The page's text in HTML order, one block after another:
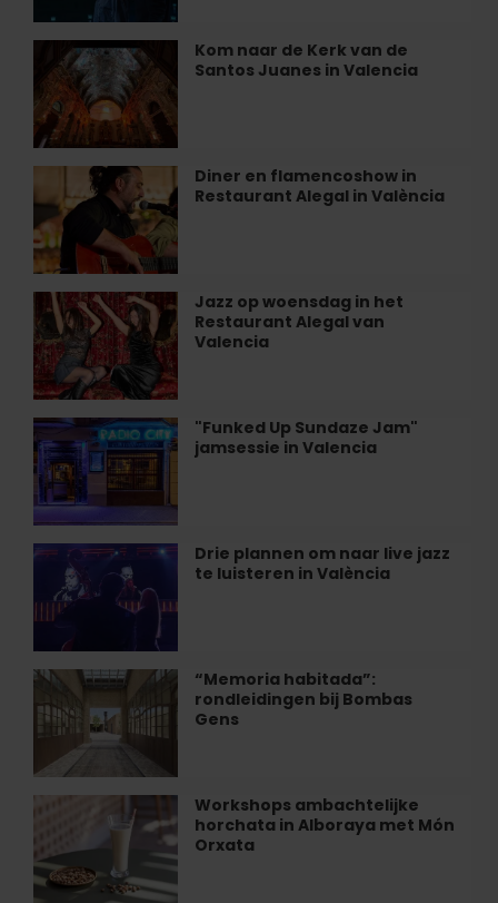
dit
voorjaar
niet
mag
missen
in
Kom naar de Kerk van de
Santos Juanes in Valencia
Kom
naar
de
Kerk
van
de
Santos
Juanes
in
Valencia
Diner en flamencoshow in
Restaurant Alegal in València
en
flamencoshow
in
Restaurant
Alegal
in
València
Jazz op woensdag in het
Restaurant Alegal van
Valencia
Jazz
op
woensdag
in
het
Restaurant
Alegal
van
Valencia
"Funked Up Sundaze Jam"
jamsessie in Valencia
"Funked
Up
Sundaze
Jam"
jamsessie
in
Valencia
Drie plannen om naar live jazz
te luisteren in València
Drie
plannen
om
naar
live
jazz
luisteren
València
“Memoria habitada”:
rondleidingen bij Bombas
Gens
“Memoria
habitada”:
rondleidingen
Bombas
Gens
Workshops ambachtelijke
horchata in Alboraya met Món
Orxata
Workshops
ambachtelijke
horchata
in